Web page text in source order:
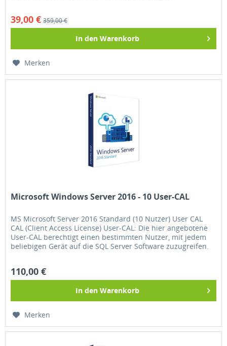
39,00 € 359,00 €
In den Warenkorb
Merken
Microsoft Windows Server 2016 - 10 User-CAL
MS Microsoft Server 2016 Standard (10 Nutzer) User CAL
CAL (Client Access License) User-CAL: Die hier angebotene
User-CAL berechtigt einen bestimmten Nutzer, mit jedem
beliebigen Gerät auf die SQL Server Software zuzugreifen.
110,00 €
In den Warenkorb
Merken